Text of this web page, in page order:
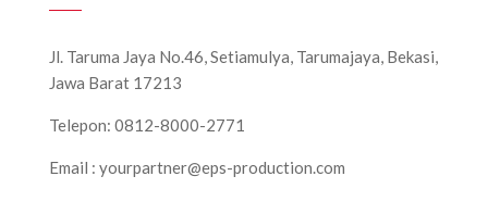
Jl. Taruma Jaya No.46, Setiamulya, Tarumajaya, Bekasi,
Jawa Barat 17213
Telepon: 0812-8000-2771
Email : yourpartner@eps-production.com